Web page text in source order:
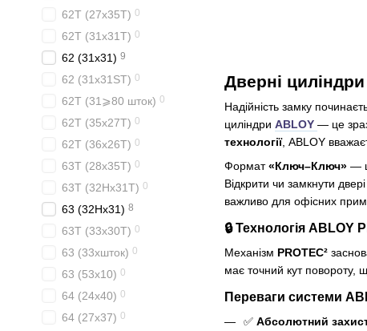
Дверні циліндри
Надійність замку
циліндри ABLOY — це
технології, ABLOY
Формат«Ключ–Ключ» —
Відкрити чи замкнути
важливо для офісних
🔒 Технологія ABLOY
Механізм PROTEC²
має точний кут повороту,
Переваги системи
✅ Абсолютний
62T (27x35T) 0
62T (31x31T) 0
62 (31x31) 9
62 (31x31ST) 0
62T (31⩾80 шток) 0
62T (35x27T) 0
62T (36x26T) 0
63T (28x35T) 0
63T (32Hx31T) 0
63 (32Hx31) 8
63T (33x30T) 0
63 (33xшток) 0
63 (53x10) 0
64 (24x40) 0
64 (27x37) 0